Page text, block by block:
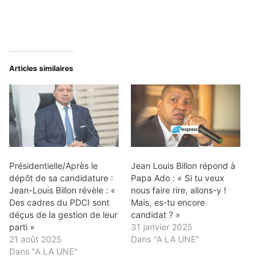
Articles similaires
Présidentielle/Après le
dépôt de sa candidature :
Jean-Louis Billon révèle : «
Des cadres du PDCI sont
déçus de la gestion de leur
parti »
21 août 2025
Dans "A LA UNE"
Jean Louis Billon répond à
Papa Ado : « Si tu veux
nous faire rire, allons-y !
Mais, es-tu encore
candidat ? »
31 janvier 2025
Dans "A LA UNE"